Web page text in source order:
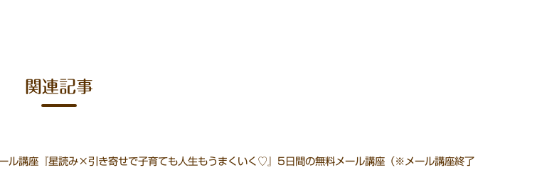
関連記事
ル講座『星読み×引き寄せで子育ても人生もうまくいく♡』5日間の無料メール講座（※メール講座終了